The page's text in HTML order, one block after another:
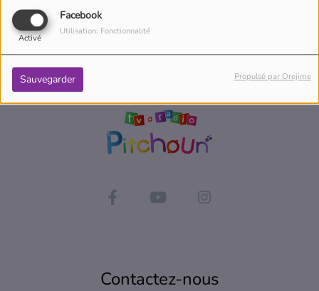
Facebook
Activé
Utilisation: Fonctionnalité
Sauvegarder Propulsé par Orejime
Contactez-nous